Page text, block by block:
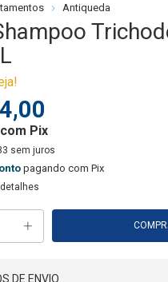
Antiqueda
com Pix
sem juros
pagando com Pix
DE ENVIO